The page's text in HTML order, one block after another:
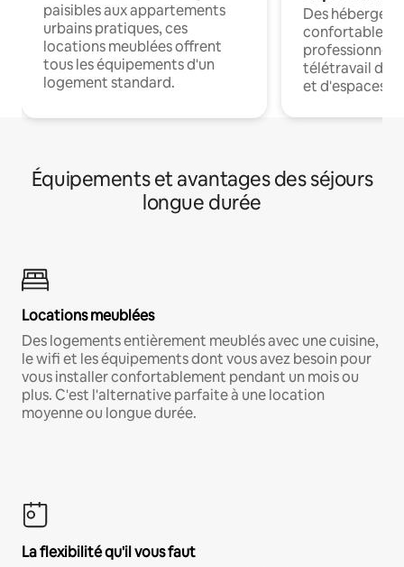
paisibles aux appartements
urbains pratiques, ces
locations meublées offrent
tous les équipements d'un
logement standard.
Des
confortables
professionnels
télétravail
et d'espaces
Équipements et avantages des séjours
longue durée
Locations meublées
Des logements entièrement meublés avec une cuisine,
le wifi et les équipements dont vous avez besoin pour
vous installer confortablement pendant un mois ou
plus. C'est l'alternative parfaite à une location
moyenne ou longue durée.
La flexibilité qu'il vous faut